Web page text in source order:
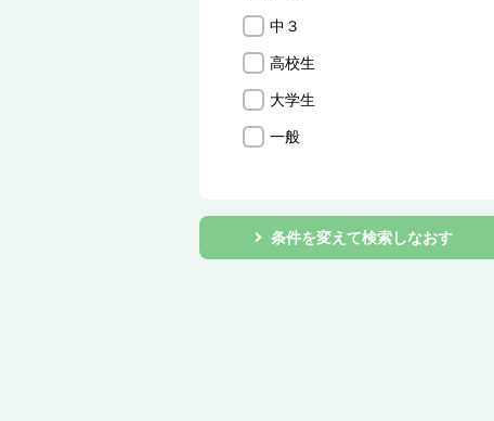
中３
高校生
大学生
一般
条件を変えて検索しなおす